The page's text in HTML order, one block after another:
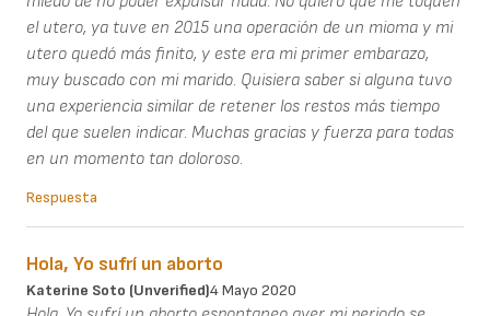
el utero, ya tuve en 2015 una operación de un mioma y mi
utero quedó más finito, y este era mi primer embarazo,
muy buscado con mi marido. Quisiera saber si alguna tuvo
una experiencia similar de retener los restos más tiempo
del que suelen indicar. Muchas gracias y fuerza para todas
en un momento tan doloroso.
Respuesta
Hola, Yo sufrí un aborto
Katerine Soto (unverified)4 Mayo 2020